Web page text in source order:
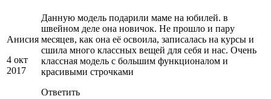
Анисия
4 окт
2017
Данную модель подарили маме на юбилей. в
швейном деле она новичок. Не прошло и пару
месяцев, как она её освоила, записалась на курсы и
сшила много классных вещей для себя и нас. Очень
классная модель с большим функционалом и
красивыми строчками
Ответить